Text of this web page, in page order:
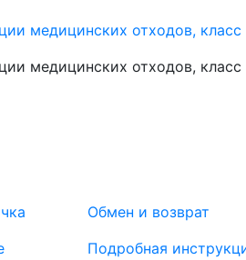
медицинских отходов,
медицинских отходов,
Обмен и возврат
Подробная